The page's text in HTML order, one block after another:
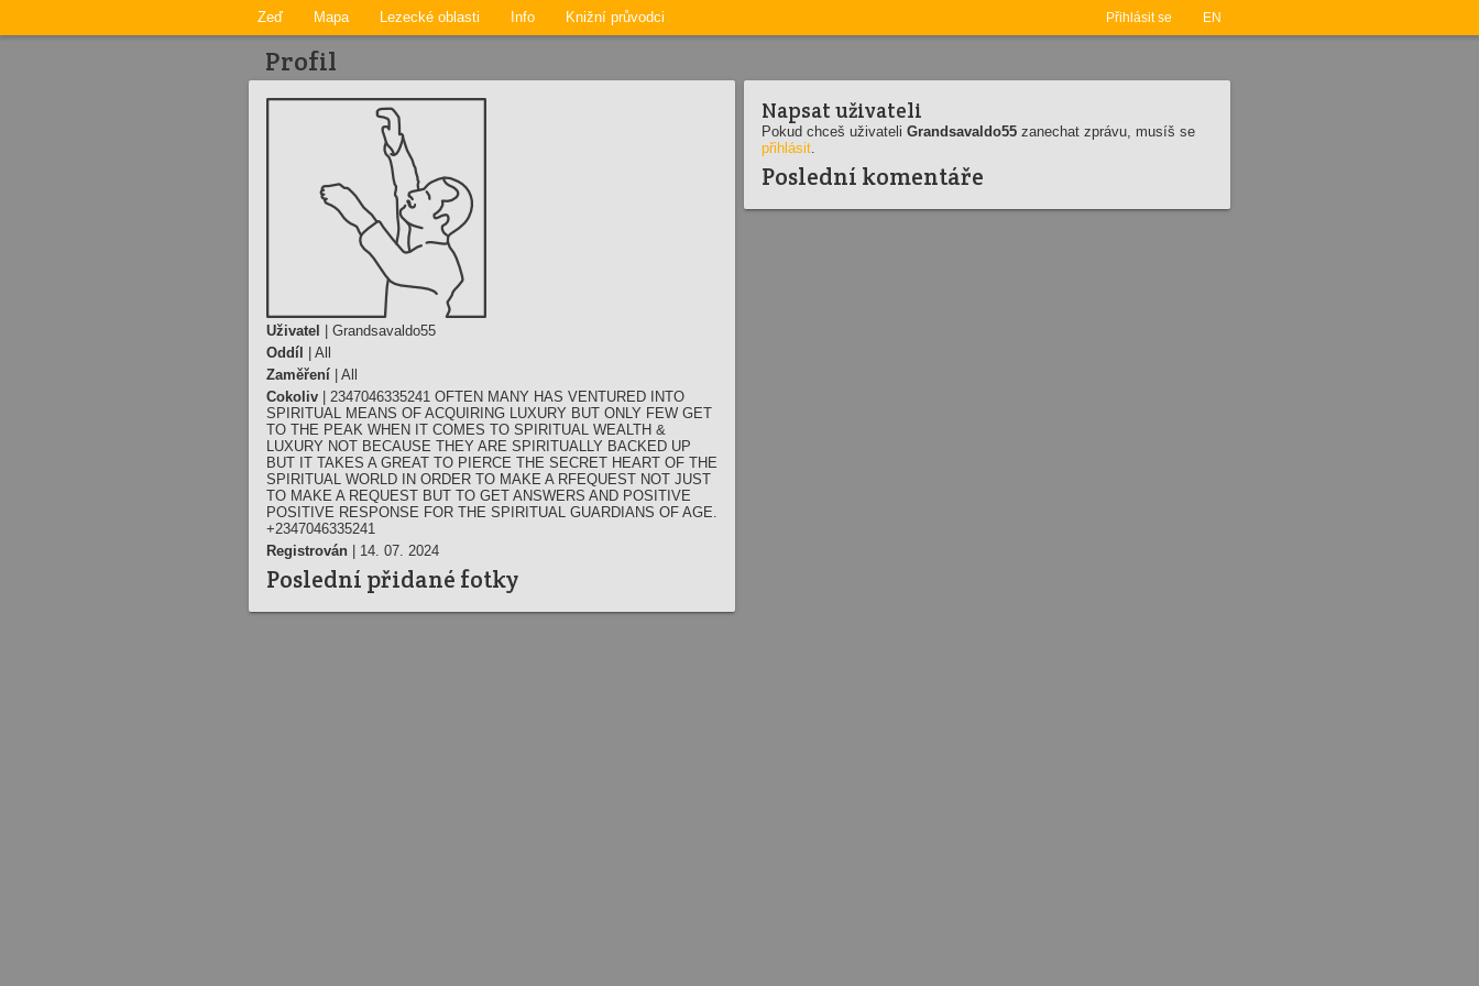
Přihlásit se EN
Zeď Mapa Lezecké oblasti Info Knižní průvodci
Profil
Uživatel
| Grandsavaldo55
Oddíl
| All
Zaměření
| All
Cokoliv
| 2347046335241 OFTEN MANY HAS VENTURED INTO
SPIRITUAL MEANS OF ACQUIRING LUXURY BUT ONLY FEW GET
TO THE PEAK WHEN IT COMES TO SPIRITUAL WEALTH &
LUXURY NOT BECAUSE THEY ARE SPIRITUALLY BACKED UP
BUT IT TAKES A GREAT TO PIERCE THE SECRET HEART OF THE
SPIRITUAL WORLD IN ORDER TO MAKE A RFEQUEST NOT JUST
TO MAKE A REQUEST BUT TO GET ANSWERS AND POSITIVE
POSITIVE RESPONSE FOR THE SPIRITUAL GUARDIANS OF AGE.
+2347046335241
Registrován
| 14. 07. 2024
Poslední přidané fotky
Napsat uživateli
Pokud chceš uživateli Grandsavaldo55 zanechat zprávu, musíš se
přihlásit
Poslední komentáře